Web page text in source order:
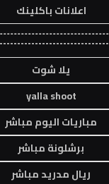
اعلانات باكلينك
يلا شوت
yalla shoot
مباريات اليوم مباشر
برشلونة مباشر
ريال مدريد مباشر